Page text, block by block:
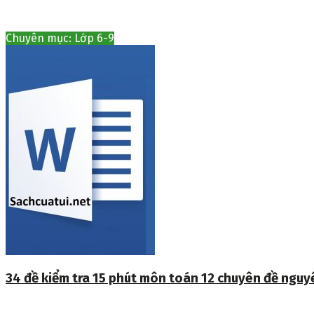
Chuyên mục: Lớp 6-9
34 đề kiểm tra 15 phút môn toán 12 chuyên đề